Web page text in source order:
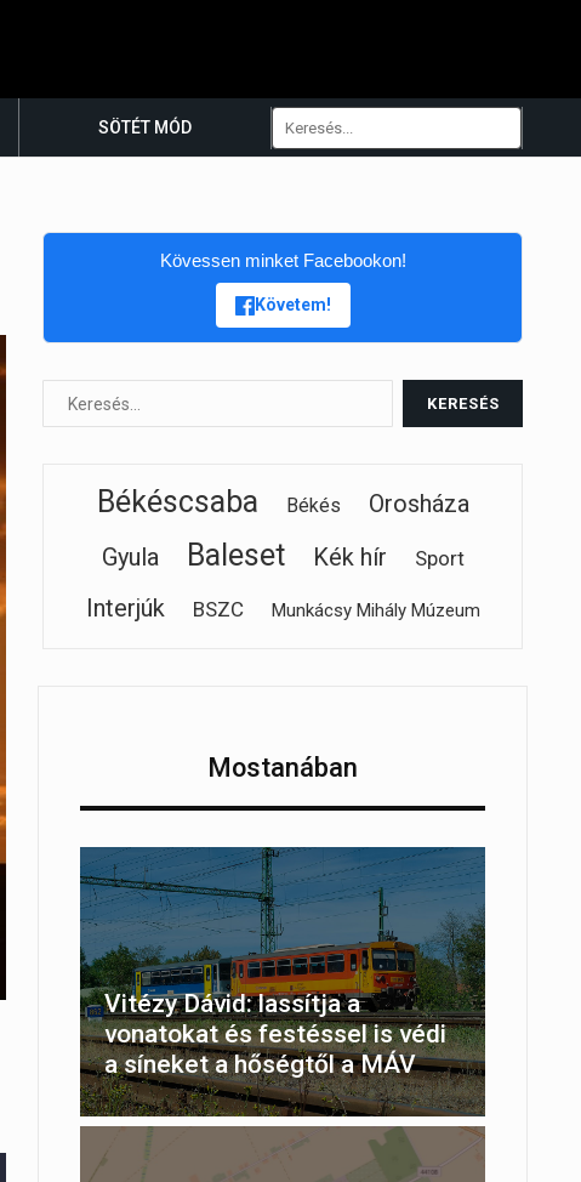
SÖTÉT MÓD
Kövessen minket Facebookon!
Követem!
Békéscsaba Békés
Orosháza
Gyula
Baleset Kék hír Sport
Interjúk BSZC Munkácsy Mihály Múzeum
Mostanában
Vitézy Dávid: lassítja a
vonatokat és festéssel is védi
a síneket a hőségtől a MÁV